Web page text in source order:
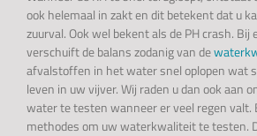
ook helemaal in zakt en dit betekent dat u
zuurval. Ook wel bekent als de PH crash. Bij
verschuift de balans zodanig van de
afvalstoffen in het water snel oplopen wat
leven in uw vijver. Wij raden u dan ook aan
water te testen wanneer er veel regen valt.
methodes om uw waterkwaliteit te testen.